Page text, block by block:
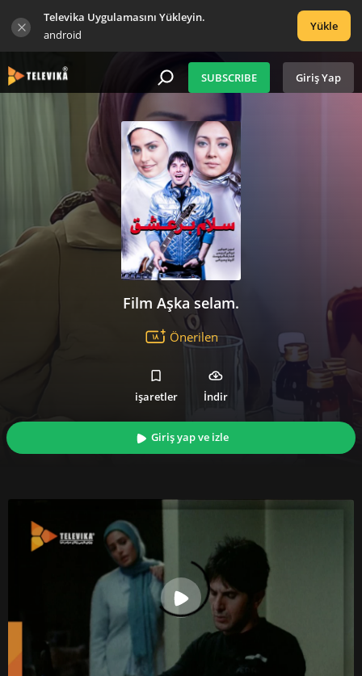
Televika Uygulamasını Yükleyin.
android
Yükle
SUBSCRIBE Giriş Yap
Film Aşka selam.
Önerilen
işaretler İndir
Giriş yap ve izle